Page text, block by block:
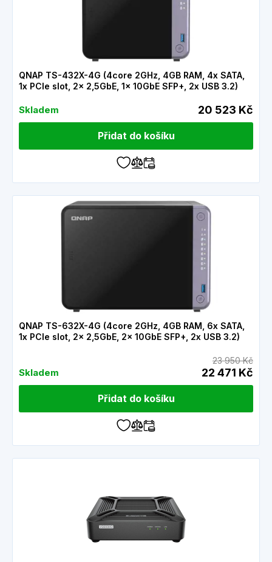
QNAP TS-432X-4G (4core 2GHz, 4GB RAM, 4x SATA,
1x PCIe slot, 2x 2,5GbE, 1x 10GbE SFP+, 2x USB 3.2)
Skladem 20 523 Kč
Přidat do košíku
QNAP TS-632X-4G (4core 2GHz, 4GB RAM, 6x SATA,
1x PCIe slot, 2x 2,5GbE, 2x 10GbE SFP+, 2x USB 3.2)
Skladem
23 950 Kč
22 471 Kč
Přidat do košíku